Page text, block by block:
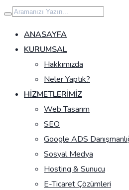
İçeriğe
geç
ANASAYFA
KURUMSAL
Hakkımızda
Neler Yaptık?
HIZMETLERIMIZ
Web Tasarım
SEO
Google ADS
Sosyal Medya
Hosting & Sunucu
E-Ticaret Çözümleri